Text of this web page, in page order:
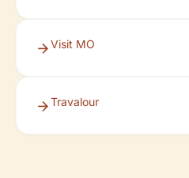
Visit MO
Travalour